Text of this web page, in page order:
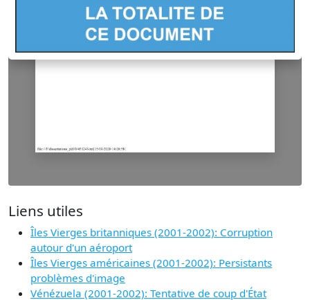
Liens utiles
Îles Vierges britanniques (2001-2002): Corruption
autour d'un aéroport
Îles Vierges américaines (2001-2002): Persistants
problèmes d'image
Vénézuela (2001-2002): Tentative de coup d'État